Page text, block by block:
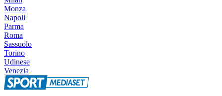
Monza
Napoli
Parma
Roma
Sassuolo
Torino
Udinese
Venezia